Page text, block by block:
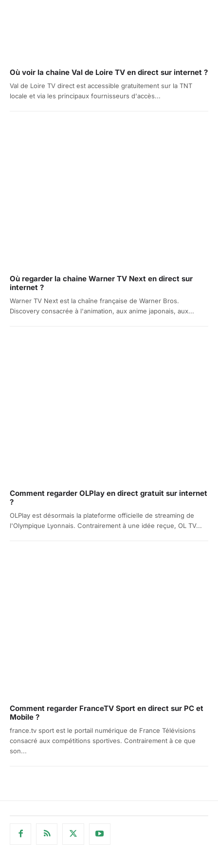
Où voir la chaine Val de Loire TV en direct sur internet ?
Val de Loire TV direct est accessible gratuitement sur la TNT
locale et via les principaux fournisseurs d'accès...
Où regarder la chaine Warner TV Next en direct sur
internet ?
Warner TV Next est la chaîne française de Warner Bros.
Discovery consacrée à l'animation, aux anime japonais, aux...
Comment regarder OLPlay en direct gratuit sur internet
?
OLPlay est désormais la plateforme officielle de streaming de
l'Olympique Lyonnais. Contrairement à une idée reçue, OL TV...
Comment regarder FranceTV Sport en direct sur PC et
Mobile ?
france.tv sport est le portail numérique de France Télévisions
consacré aux compétitions sportives. Contrairement à ce que
son...